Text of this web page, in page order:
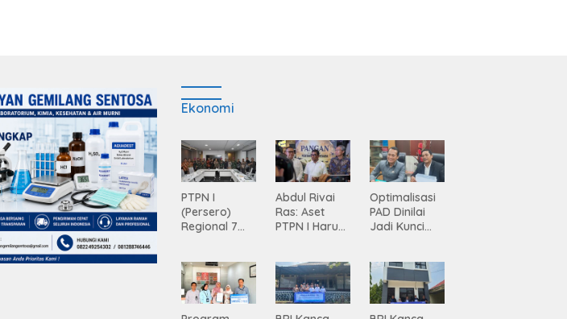
Ekonomi
PTPN I
(Persero)
Regional 7
Pengamanan
Aset dari
Holding
Abdul Rivai
Ras: Aset
PTPN I Harus
Optimalisasi
PAD Dinilai
Jadi Kunci
n
Infrastruktur
Lampung